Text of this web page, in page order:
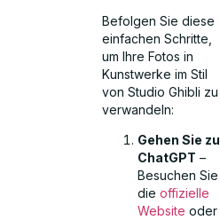
Befolgen Sie diese
einfachen Schritte,
um Ihre Fotos in
Kunstwerke im Stil
von Studio Ghibli zu
verwandeln:
Gehen Sie zu
ChatGPT –
Besuchen Sie
dieoffizielle
Website oder